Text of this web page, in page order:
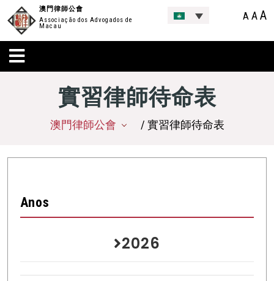
澳門律師公會
Associação dos Advogados de
Macau
A AA
實習律師待命表
澳門律師公會 / 實習律師待命表
Anos
2026